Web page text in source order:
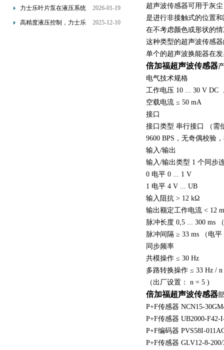
装要求：直管段、过滤器
力士乐叶片泵在液压系统
中的应用分析
2026-01-19
高精度液压控制，力士乐
2025-12-10
超声波传感器可用于灰
是进行非接触式的位置
在不考虑颜色或形状的
这种类型的超声波传感
单个的超声波换能器在
倍加福超声波传感器
电气技术规格
工作电压 10 ... 30 V DC
空载电流 ≤ 50 mA
接口
接口类型 串行接口 （需
9600 BPS，无奇偶校验
输入/输出
输入/输出类型 1 个同步
0 电平 0 ... 1 V
1 电平 4 V ... UB
输入阻抗 > 12 kΩ
输出额定工作电流 < 12
脉冲长度 0,5 ... 300 ms
脉冲间隔 ≥ 33 ms （电平
同步频率
共模操作 ≤ 30 Hz
多路转换操作 ≤ 33 Hz /
（出厂设置： n = 5 )
倍加福超声波传感器
P+F传感器 NCN15-
P+F传感器 UB2000-F42-
P+F编码器 PVS58I-
P+F传感器 GLV12-8-200/